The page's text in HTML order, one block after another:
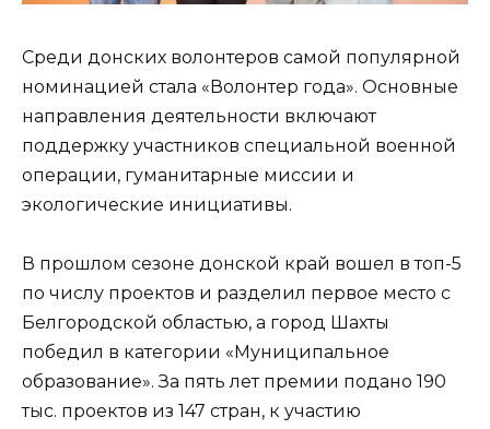
Среди донских волонтеров самой популярной
номинацией стала «Волонтер года». Основные
направления деятельности включают
поддержку участников специальной военной
операции, гуманитарные миссии и
экологические инициативы.
В прошлом сезоне донской край вошел в топ-5
по числу проектов и разделил первое место с
Белгородской областью, а город Шахты
победил в категории «Муниципальное
образование». За пять лет премии подано 190
тыс. проектов из 147 стран, к участию